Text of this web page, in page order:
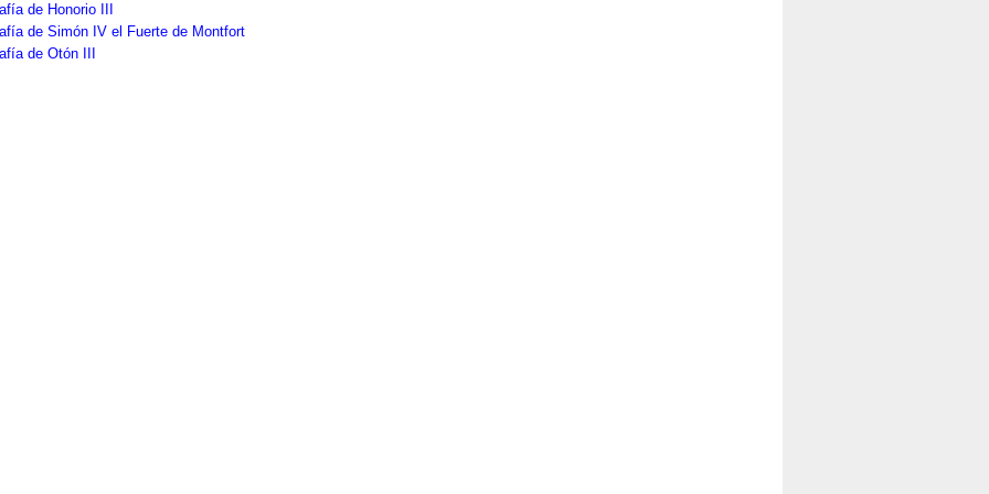
de Honorio III
de Simón IV el Fuerte de Montfort
de Otón III